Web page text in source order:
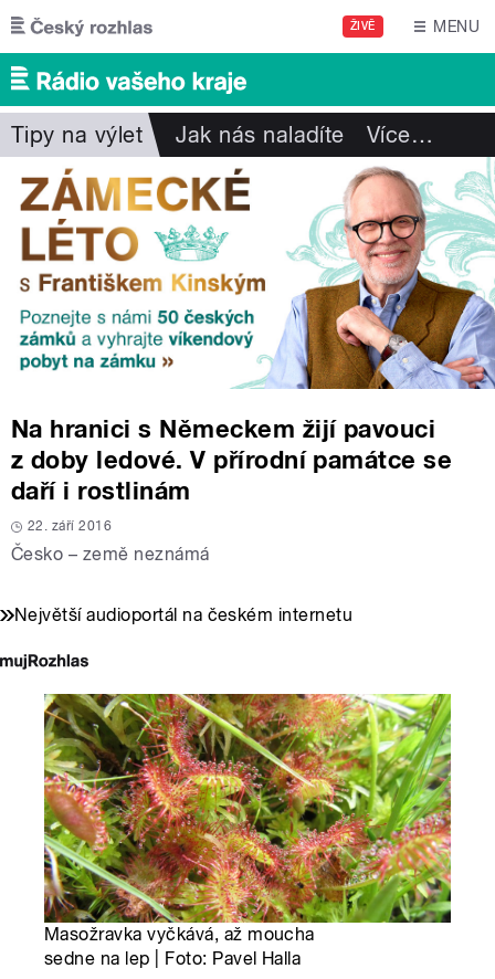
Přejít k hlavnímu obsahu
ŽIVĚ MENU
Tipy na výlet Jak nás naladíte Více…
Na hranici s Německem žijí pavouci
z doby ledové. V přírodní památce se
daří i rostlinám
22. září 2016
Česko – země neznámá
Největší audioportál na českém internetu
Masožravka vyčkává, až moucha
sedne na lep | Foto: Pavel Halla